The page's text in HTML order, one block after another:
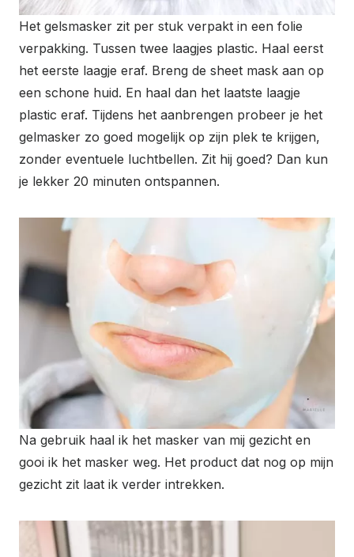
Het gelsmasker zit per stuk verpakt in een folie
verpakking. Tussen twee laagjes plastic. Haal eerst
het eerste laagje eraf. Breng de sheet mask aan op
een schone huid. En haal dan het laatste laagje
plastic eraf. Tijdens het aanbrengen probeer je het
gelmasker zo goed mogelijk op zijn plek te krijgen,
zonder eventuele luchtbellen. Zit hij goed? Dan kun
je lekker 20 minuten ontspannen.
Na gebruik haal ik het masker van mij gezicht en
gooi ik het masker weg. Het product dat nog op mijn
gezicht zit laat ik verder intrekken.